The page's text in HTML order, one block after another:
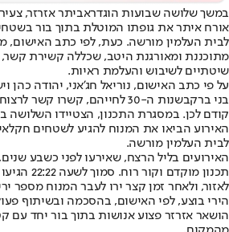
במשך שלושה שבועות הוגדראביתר אזרזר
אורח איתר את גופתו המוטלת בתוך בור
לבית העלמין מורשה. כעת, לפי כתב האישום,
מתוכננת ומאורגנת היטב, שכללה קשירת קשר,
שיטתיים לשיבוש והעלמת ראיות.
על פי כתב האישום, נוריאל חג'אני, יהודה כהן
בני ברק
בשנות ה-30 לחייהם, קשרו קשר
האירוע הביאו את המנוח להגיע לשטחים
לבית העלמין מורשה.
האירועים בליל הרצח, שאירעו לפני כשבע
תכנון
לאזור, ולאחר זמן קצר ירו לעבר המנוח מספר
הירי בוצע, לפי האישום, בהסכמה ובשיתוף
הושאר אזרזר פצוע אנושות בתוך בור יחד עם